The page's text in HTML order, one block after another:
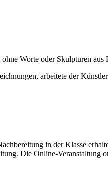
ohne Worte oder Skulpturen
arbeitete der
in der Klasse
Die Online-Veranstaltung